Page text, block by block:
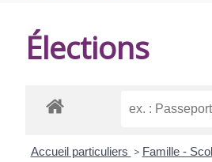
Élections
Accueil particuliers > Famille -